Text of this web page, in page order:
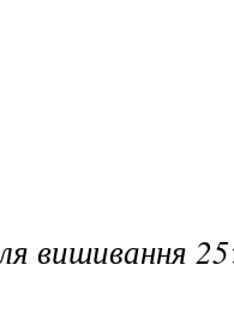
вишивання